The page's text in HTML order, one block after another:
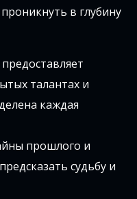
в глубину
талантах и
каждая
прошлого и
судьбу и